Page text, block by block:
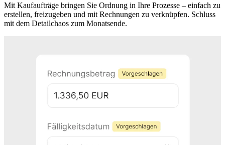
Mit Kaufaufträge bringen Sie Ordnung in Ihre Prozesse – einfach zu
erstellen, freizugeben und mit Rechnungen zu verknüpfen. Schluss
mit dem Detailchaos zum Monatsende.